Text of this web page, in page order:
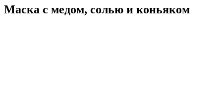
Маска с медом, солью и коньяком